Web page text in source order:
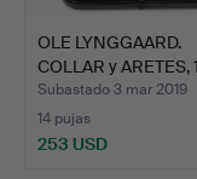
OLE LYNGGAARD.
COLLAR y ARETES,
Subastado 3 mar 2019
14 pujas
253 USD